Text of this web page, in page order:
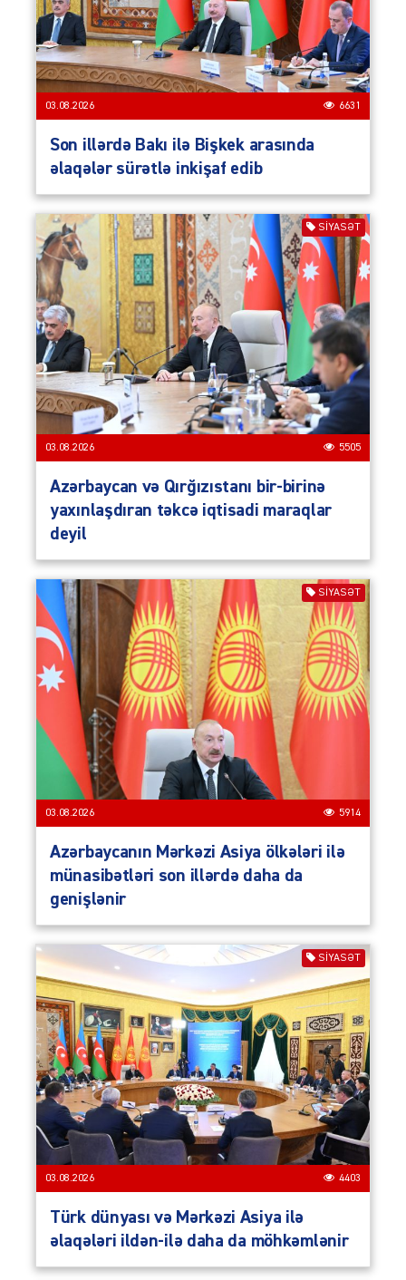
03.08.2026 6631
Son illərdə Bakı ilə Bişkek arasında
əlaqələr sürətlə inkişaf edib
SIYASƏT
03.08.2026 5505
Azərbaycan və Qırğızıstanı bir-birinə
yaxınlaşdıran təkcə iqtisadi maraqlar
deyil
SIYASƏT
03.08.2026 5914
Azərbaycanın Mərkəzi Asiya ölkələri ilə
münasibətləri son illərdə daha da
genişlənir
SIYASƏT
03.08.2026 4403
Türk dünyası və Mərkəzi Asiya ilə
əlaqələri ildən-ilə daha da möhkəmlənir